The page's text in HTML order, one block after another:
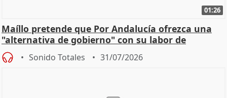
01:26
Maíllo pretende que Por Andalucía ofrezca una
"alternativa de gobierno" con su labor de
oposición
Sonido Totales 31/07/2026